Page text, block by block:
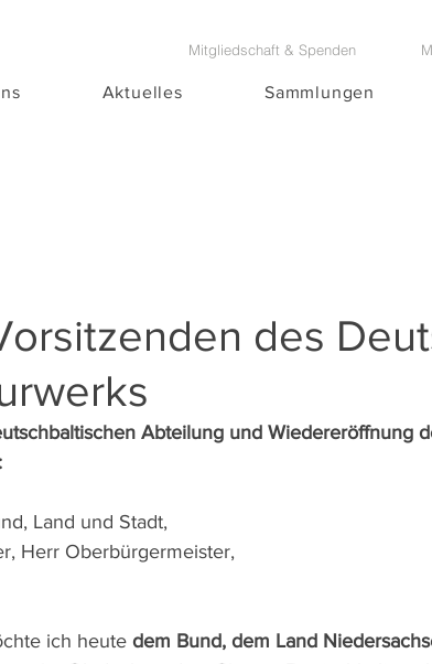
Aktuelles Sammlungen
Mitgliedschaft & Spenden
des
Abteilung und Wiedereröffnung
Land und Stadt,
Herr Oberbürgermeister,
ich heute dem Bund, dem Land